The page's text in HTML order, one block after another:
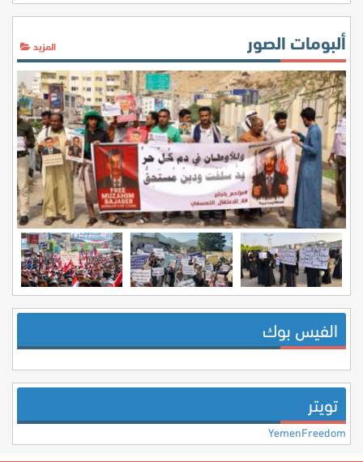
ألبومات الصور المزيد
الفيس بوك
تويتر
YemenFreedom